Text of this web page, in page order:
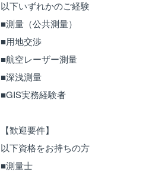
以下いずれかのご経験
■測量（公共測量）
■用地交渉
■航空レーザー測量
■深浅測量
■GIS実務経験者
【歓迎要件】
以下資格をお持ちの方
■測量士